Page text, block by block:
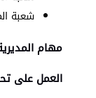
شعبة
مهام
العمل على تحقيق أهداف